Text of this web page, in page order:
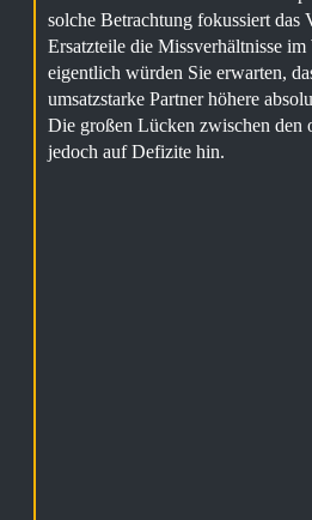
solche Betrachtung fokussiert das
Ersatzteile die Missverhältnisse im
eigentlich würden Sie erwarten,
umsatzstarke Partner höhere
Die großen Lücken zwischen den
jedoch auf Defizite hin.